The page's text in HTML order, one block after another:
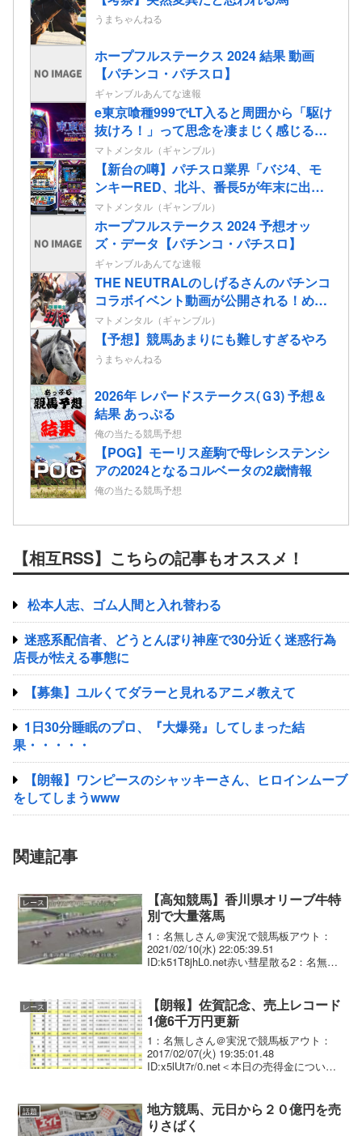
うまちゃんねる
ホープフルステークス 2024 結果 動画
【パチンコ・パチスロ】
ギャンブルあんてな速報
e東京喰種999でLT入ると周囲から「駆け
抜けろ！」って思念を凄まじく感じる…
マトメンタル（ギャンブル）
【新台の噂】パチスロ業界「バジ4、モ
ンキーRED、北斗、番長5が年末に出る
ぞ！」←全部一緒に来てどうするんだ
よ！！！少しは分けろよ！
マトメンタル（ギャンブル）
ホープフルステークス 2024 予想オッ
ズ・データ【パチンコ・パチスロ】
ギャンブルあんてな速報
THE NEUTRALのしげるさんのパチンコ
コラボイベント動画が公開される！めっ
ちゃ楽しそうだな！！！
マトメンタル（ギャンブル）
【予想】競馬あまりにも難しすぎるやろ
うまちゃんねる
2026年 レパードステークス(Ｇ3) 予想＆
結果 あっぷる
俺の当たる競馬予想
【POG】モーリス産駒で母レシステンシ
アの2024となるコルベータの2歳情報
俺の当たる競馬予想
【相互RSS】こちらの記事もオススメ！
松本人志、ゴム人間と入れ替わる
迷惑系配信者、どうとんぼり神座で30分近く迷惑行為
店長が怯える事態に
【募集】ユルくてダラーと見れるアニメ教えて
1日30分睡眠のプロ、『大爆発』してしまった結
果・・・・・
【朗報】ワンピースのシャッキーさん、ヒロインムーブ
をしてしまうwww
関連記事
レース
【高知競馬】香川県オリーブ牛特
別で大量落馬
1：名無しさん＠実況で競馬板アウト：
2021/02/10(水) 22:05:39.51
ID:k51T8jhL0.net赤い彗星散る2：名無し
レース
【朗報】佐賀記念、売上レコード
1億6千万円更新
1：名無しさん＠実況で競馬板アウト：
2017/02/07(火) 19:35:01.48
ID:x5lUt7r/0.net＜本日の売得金について
万円更新する、548,3...
話題
地方競馬、元日から２０億円を売
りさばく